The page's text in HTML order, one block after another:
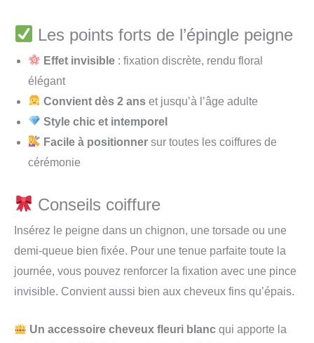
Les points forts de l’épingle peigne
Effet invisible : fixation discrète, rendu floral
élégant
Convient dès 2 ans et jusqu’à l’âge adulte
Style chic et intemporel
Facile à positionner sur toutes les coiffures de
cérémonie
Conseils coiffure
Insérez le peigne dans un chignon, une torsade ou une
demi-queue bien fixée. Pour une tenue parfaite toute la
journée, vous pouvez renforcer la fixation avec une pince
invisible. Convient aussi bien aux cheveux fins qu’épais.
Un accessoire cheveux fleuri blanc qui apporte la